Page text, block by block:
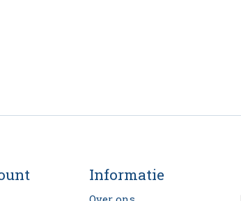
Informatie